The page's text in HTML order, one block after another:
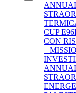
CUP
CON
–